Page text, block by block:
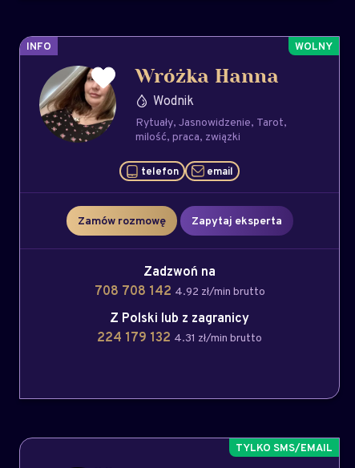
INFO
Wróżka Hanna
Wodnik
Rytuały Jasnowidzenie Tarot
milość praca związki
telefon email
Zamów rozmowę Zapytaj eksperta
Zadzwoń na
708 708 142 4.92 zł/min brutto
Z Polski lub z zagranicy
224 179 132 4.31 zł/min brutto